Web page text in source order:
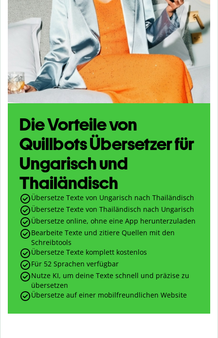
Die Vorteile von
Quillbots Übersetzer für
Ungarisch und
Thailändisch
Übersetze Texte von Ungarisch nach Thailändisch
Übersetze Texte von Thailändisch nach Ungarisch
Übersetze online, ohne eine App herunterzuladen
Bearbeite Texte und zitiere Quellen mit den
Schreibtools
Übersetze Texte komplett kostenlos
Für 52 Sprachen verfügbar
Nutze KI, um deine Texte schnell und präzise zu
übersetzen
Übersetze auf einer mobilfreundlichen Website